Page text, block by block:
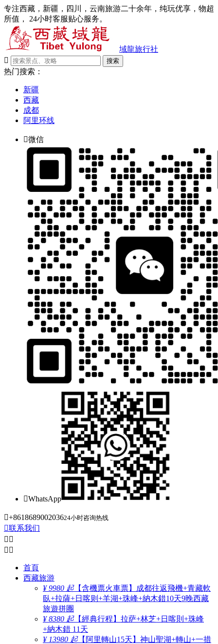
专注西藏，新疆，四川，云南旅游二十余年，纯玩优享，物超
所值， 24小时客服贴心服务。
域龍旅行社

搜索
热门搜索：
新疆
西藏
成都
阿里环线
微信
WhatsApp
+861868900203624小时咨询热线
联系我们
 
 
首頁
西藏旅游
¥ 9980 起【含機票火車票】成都往返飛機+青藏軟
臥+拉薩+日喀则+羊湖+珠峰+納木錯10天9晚西藏
旅遊拼團
¥ 8380 起【經典行程】拉萨+林芝+日喀則+珠峰
+納木錯 11天
¥ 13980 起【阿里轉山15天】神山聖湖+轉山+一措